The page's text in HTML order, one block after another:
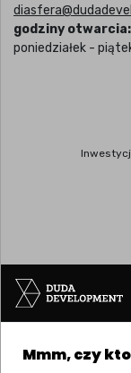
godziny otwarcia:
poniedziałek -
Siedziba |
ul. Palacza 144,
Mmm, czy